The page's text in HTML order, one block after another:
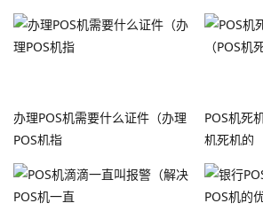
办理POS机需要什么证件（办理
POS机指
POS机死
机死机的